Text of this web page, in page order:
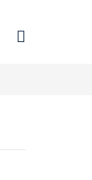
Suchen